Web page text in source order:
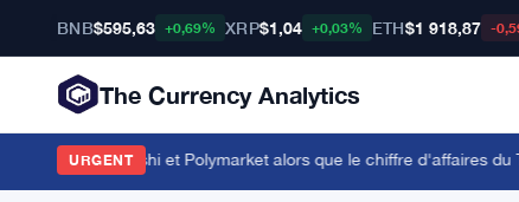
BNB$595,63 +0,69% XRP$1,04 +0,03% ETH$1 918,87 -
The Currency Analytics
URGENT
avec Kalshi et Polymarket alors que le chiffre d'affaires du T2